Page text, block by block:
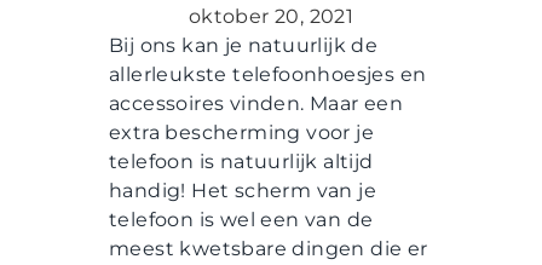
oktober 20, 2021
Bij ons kan je natuurlijk de
allerleukste telefoonhoesjes en
accessoires vinden. Maar een
extra bescherming voor je
telefoon is natuurlijk altijd
handig! Het scherm van je
telefoon is wel een van de
meest kwetsbare dingen die er